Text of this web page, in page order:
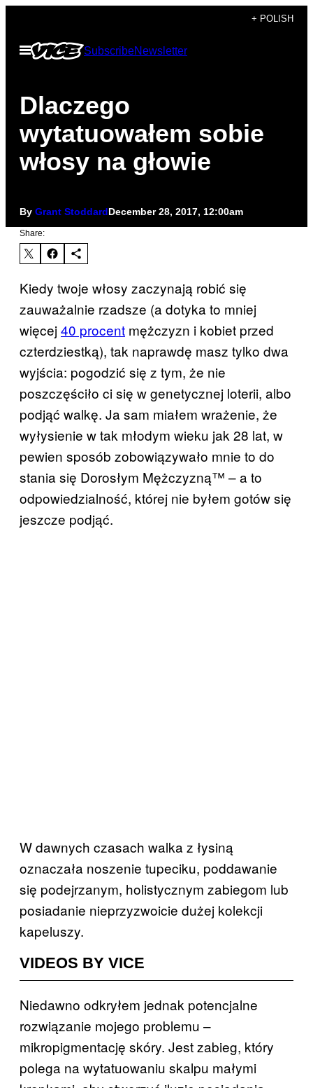
content
+ POLISH
Open
Menu
SubscribeNewsletter
Dlaczego
wytatuowałem sobie
włosy na głowie
By Grant StoddardDecember 28, 2017, 12:00am
Share:
Kiedy twoje włosy zaczynają robić się
zauważalnie rzadsze (a dotyka to mniej
więcej40 procent mężczyzn i kobiet przed
czterdziestką), tak naprawdę masz tylko dwa
wyjścia: pogodzić się z tym, że nie
poszczęściło ci się w genetycznej loterii, albo
podjąć walkę. Ja sam miałem wrażenie, że
wyłysienie w tak młodym wieku jak 28 lat, w
pewien sposób zobowiązywało mnie to do
stania się Dorosłym Mężczyzną™ – a to
odpowiedzialność, której nie byłem gotów się
jeszcze podjąć.
W dawnych czasach walka z łysiną
oznaczała noszenie tupeciku, poddawanie
się podejrzanym, holistycznym zabiegom lub
posiadanie nieprzyzwoicie dużej kolekcji
kapeluszy.
VIDEOS BY VICE
Niedawno odkryłem jednak potencjalne
rozwiązanie mojego problemu –
mikropigmentację skóry. Jest zabieg, który
polega na wytatuowaniu skalpu małymi